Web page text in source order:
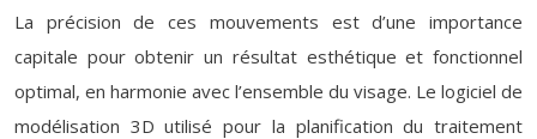
La précision de ces mouvements est d’une importance
capitale pour obtenir un résultat esthétique et fonctionnel
optimal, en harmonie avec l’ensemble du visage. Le logiciel de
modélisation 3D utilisé pour la planification du traitement